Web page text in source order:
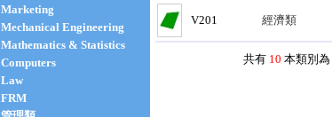
Marketing
Mechanical Engineering
Mathematics & Statistics
Computers
Law
FRM
V201 經濟類
共有 10 本類別為